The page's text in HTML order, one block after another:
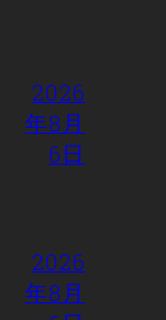
2026
年8月
6日
2026
年8月